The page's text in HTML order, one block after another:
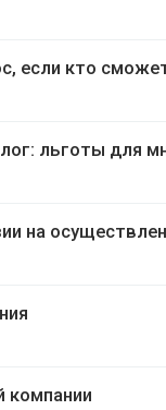
если кто
льготы для
на
компании